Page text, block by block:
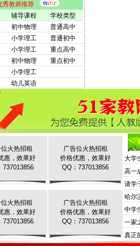
秀教师推荐
辅导课程
学校类型
初中物理
普通高中
小学理工
普通初中
小学理工
重点高中
初中物理
重点初中
小学理工
幼儿英语
火热招租
惠，效果好
737013856
广告位火热招租
价格优惠，效果好
QQ：737013856
大学
高一
请学
哈尔
中学
一家
真正
火热招租
惠，效果好
737013856
广告位火热招租
价格优惠，效果好
QQ：737013856